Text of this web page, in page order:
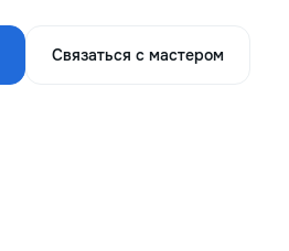
Связаться с мастером